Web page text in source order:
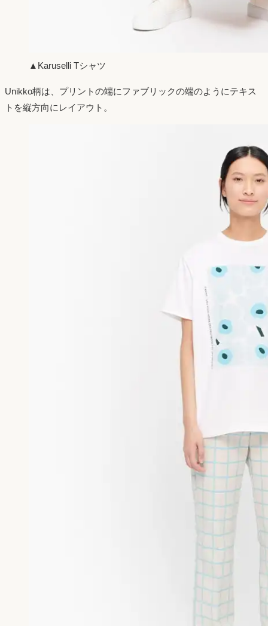
▲Karuselli Tシャツ
Unikko柄は、プリントの端にファブリックの端のようにテキス
トを縦方向にレイアウト。